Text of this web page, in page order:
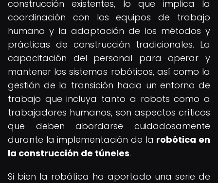
construcción existentes, lo que implica la
coordinación con los equipos de trabajo
humano y la adaptación de los métodos y
prácticas de construcción tradicionales. La
capacitación del personal para operar y
mantener los sistemas robóticos, así como la
gestión de la transición hacia un entorno de
trabajo que incluya tanto a robots como a
trabajadores humanos, son aspectos críticos
que deben abordarse cuidadosamente
durante la implementación de la robótica en
la construcción de túneles.
Si bien la robótica ha aportado una serie de